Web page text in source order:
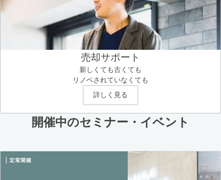
売却サポート
新しくても古くても
リノベされていなくても
詳しく見る
開催中のセミナー・イベント